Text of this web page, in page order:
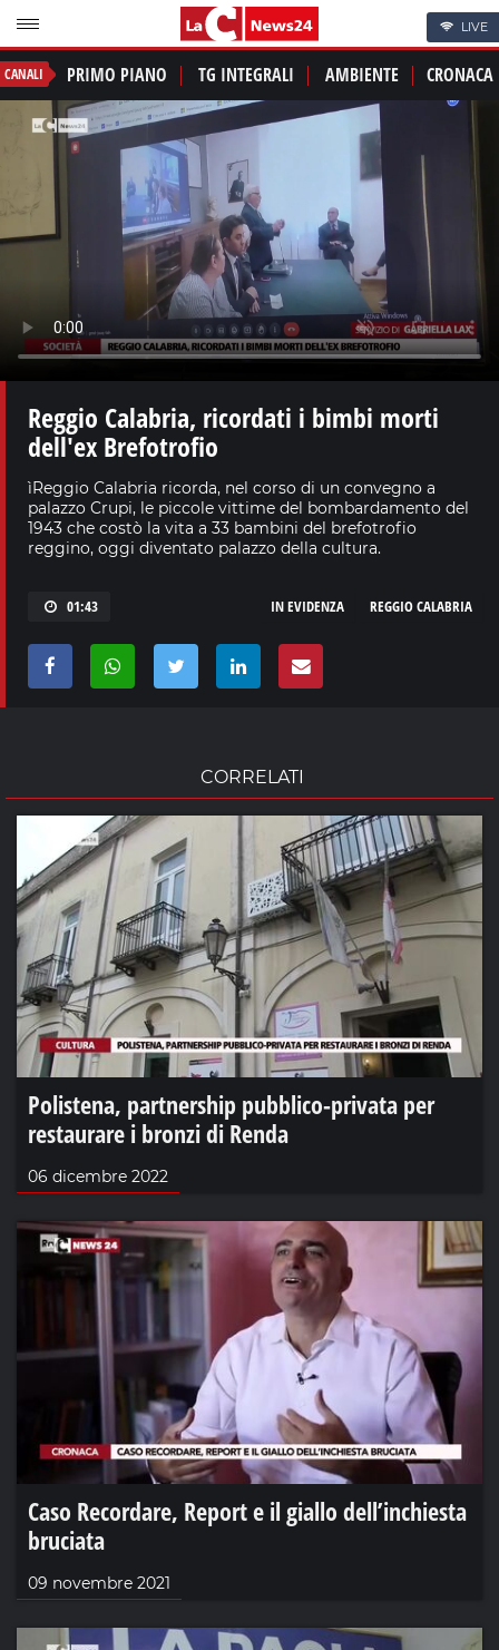
LIVE
CANALI PRIMO PIANO TG INTEGRALI AMBIENTE CRONACA
Reggio Calabria, ricordati i bimbi morti
dell'ex Brefotrofio
ìReggio Calabria ricorda, nel corso di un convegno a
palazzo Crupi, le piccole vittime del bombardamento del
1943 che costò la vita a 33 bambini del brefotrofio
reggino, oggi diventato palazzo della cultura.
01:43 REGGIO CALABRIA
IN EVIDENZA
CORRELATI
Polistena, partnership pubblico-privata per
restaurare i bronzi di Renda
06 dicembre 2022
Caso Recordare, Report e il giallo dell’inchiesta
bruciata
09 novembre 2021